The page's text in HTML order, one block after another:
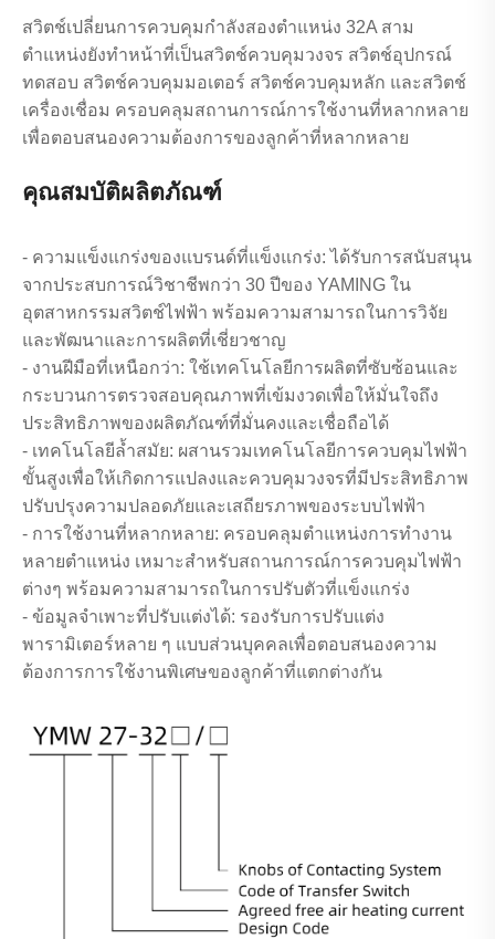
สวิตช์เปลี่ยนการควบคุมกำลังสองตำแหน่ง 32A สาม
ตำแหน่งยังทำหน้าที่เป็นสวิตช์ควบคุมวงจร สวิตช์อุปกรณ์
ทดสอบ สวิตช์ควบคุมมอเตอร์ สวิตช์ควบคุมหลัก และสวิตช์
เครื่องเชื่อม ครอบคลุมสถานการณ์การใช้งานที่หลากหลาย
เพื่อตอบสนองความต้องการของลูกค้าที่หลากหลาย
คุณสมบัติผลิตภัณฑ์
- ความแข็งแกร่งของแบรนด์ที่แข็งแกร่ง: ได้รับการสนับสนุน
จากประสบการณ์วิชาชีพกว่า 30 ปีของ YAMING ใน
อุตสาหกรรมสวิตช์ไฟฟ้า พร้อมความสามารถในการวิจัย
และพัฒนาและการผลิตที่เชี่ยวชาญ
- งานฝีมือที่เหนือกว่า: ใช้เทคโนโลยีการผลิตที่ซับซ้อนและ
กระบวนการตรวจสอบคุณภาพที่เข้มงวดเพื่อให้มั่นใจถึง
ประสิทธิภาพของผลิตภัณฑ์ที่มั่นคงและเชื่อถือได้
- เทคโนโลยีล้ำสมัย: ผสานรวมเทคโนโลยีการควบคุมไฟฟ้า
ขั้นสูงเพื่อให้เกิดการแปลงและควบคุมวงจรที่มีประสิทธิภาพ
ปรับปรุงความปลอดภัยและเสถียรภาพของระบบไฟฟ้า
- การใช้งานที่หลากหลาย: ครอบคลุมตำแหน่งการทำงาน
หลายตำแหน่ง เหมาะสำหรับสถานการณ์การควบคุมไฟฟ้า
ต่างๆ พร้อมความสามารถในการปรับตัวที่แข็งแกร่ง
- ข้อมูลจำเพาะที่ปรับแต่งได้: รองรับการปรับแต่ง
พารามิเตอร์หลาย ๆ แบบส่วนบุคคลเพื่อตอบสนองความ
ต้องการการใช้งานพิเศษของลูกค้าที่แตกต่างกัน